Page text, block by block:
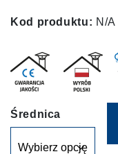
Kod produktu: N/A
Średnica